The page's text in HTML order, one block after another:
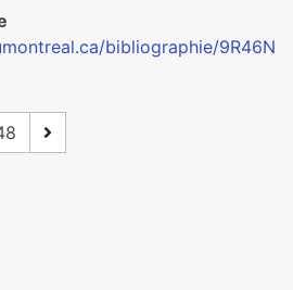
bibliographie/9R46N